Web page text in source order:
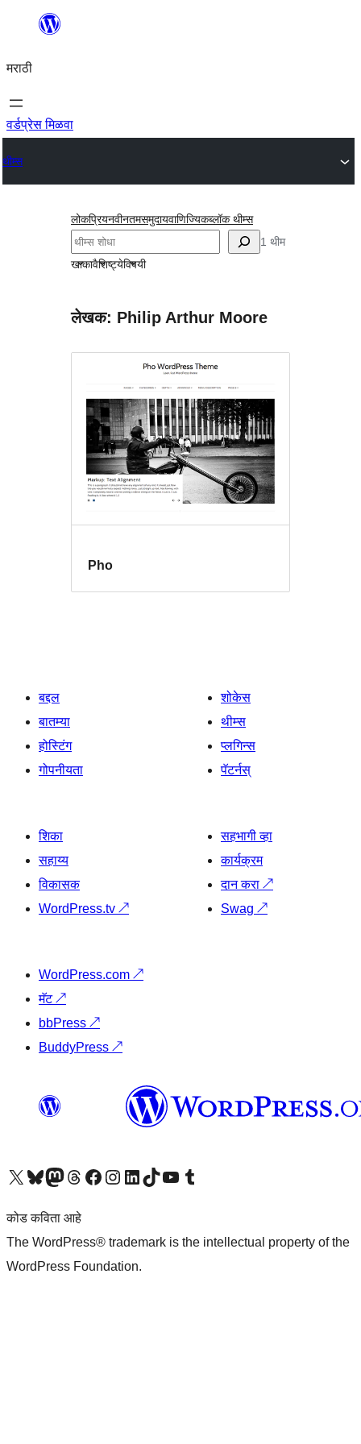
सामुग्रीवर
मराठी
वर्डप्रेस मिळवा
थीम्स
लोकप्रियनवीनतमसमुदायवाणिज्यिकब्लॉक थीम्स
शोधा
1 थीम
खाकावैशिष्ट्येविषयी
लेखक: Philip Arthur Moore
Pho
बद्दल
बातम्या
होस्टिंग
गोपनीयता
शोकेस
थीम्स
प्लगिन्स
पॅटर्नस्
शिका
सहाय्य
विकासक
WordPress.tv ↗
सहभागी व्हा
कार्यक्रम
दान करा ↗
Swag ↗
WordPress.com ↗
मॅट↗
bbPress ↗
BuddyPress ↗
आमच्या X (एक्स) (पूर्वीचे ट्विटर) खात्याला भेट द्या आमच्या ब्लूस्की खात्याला भेट द्या.आमच्या Mastodon खात्याला भेट द्या.आमच्या थ्रेड्स खात्याला भेट द्या. आमच्या फेसबुक पेजला भेट द्या आमच्या इंस्टाग्राम खात्याला भेट द्या आमच्या लिंक्डइन खात्याला भेट द्या आमच्या टिकटॉक अकाउंटला भेट द्या.आमच्या यूट्यूब चॅनेलला भेट द्या आमच्या टंबलर खात्याला भेट द्या.
कोड कविता आहे
The WordPress® trademark is the intellectual property of the
WordPress Foundation.